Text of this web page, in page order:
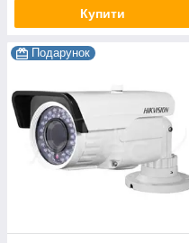
Купити
Подарунок